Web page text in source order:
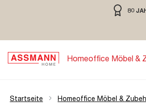
Zur Hauptnavigation springen
80
80 JAHRE
Homeoffice Möbel &
Startseite Homeoffice Möbel &